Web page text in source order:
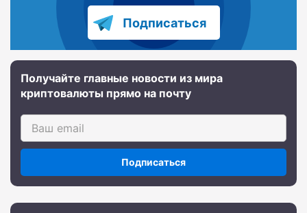
Подписаться
Получайте главные новости из мира
криптовалюты прямо на почту
Подписаться